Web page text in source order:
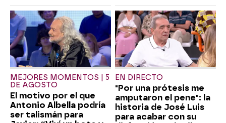
MEJORES MOMENTOS | 5
DE AGOSTO
El motivo por el que
Antonio Albella podría
ser talismán para
EN DIRECTO
"Por una prótesis me
amputaron el pene": la
historia de José Luis
para acabar con su